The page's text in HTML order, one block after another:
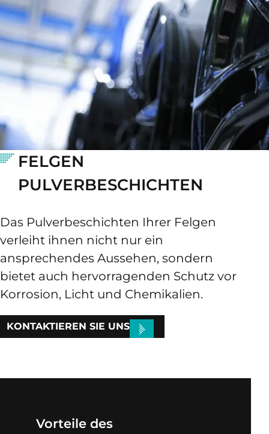
FELGEN
PULVERBESCHICHTEN
Das Pulverbeschichten Ihrer Felgen
verleiht ihnen nicht nur ein
ansprechendes Aussehen, sondern
bietet auch hervorragenden Schutz vor
Korrosion, Licht und Chemikalien.
KONTAKTIEREN SIE UNS
Vorteile des